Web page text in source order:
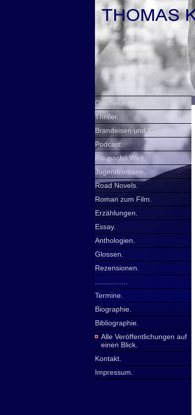
Das Neueste
Thriller.
Brandeisen und Küps
Podcast.
Raupachs Welt.
Jugendromane
Road Novels
Roman zum Film
Erzählungen
Essay.
Anthologien
Glossen
Rezensionen
Termine
Biographie
Bibliographie
Alle Veröffentlichungen auf
einen Blick
Kontakt
Impressum